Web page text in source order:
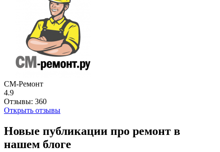
СМ-Ремонт
4.9
Отзывы: 360
Открыть отзывы
Новые публикации про ремонт в
нашем блоге